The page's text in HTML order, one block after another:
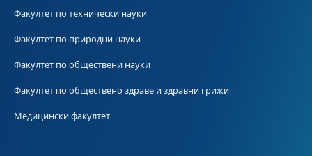
Факултет по технически науки
Факултет по природни науки
Факултет по обществени науки
Факултет по обществено здраве и здравни грижи
Медицински факултет